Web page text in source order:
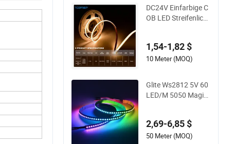
DC24V Einfarbige C
OB LED Streifenlicht
eit
1,54-1,82 $
10 Meter (MOQ)
Glite Ws2812 5V 60
LED/M 5050 Magis
2812 RGB-LED-Strei
fen zur Dekoration
2,69-6,85 $
50 Meter (MOQ)